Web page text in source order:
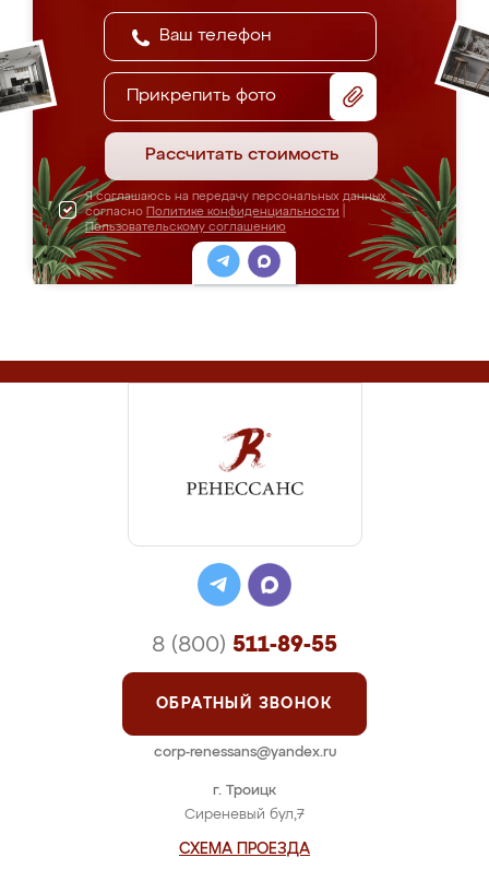
Прикрепить фото
Рассчитать стоимость
Я соглашаюсь на передачу персональных данных
согласно Политике конфиденциальности
Пользовательскому соглашению
г. Троицк
Сиреневый бул,7
СХЕМА ПРОЕЗДА
8 (800) 511-89-55
ОБРАТНЫЙ ЗВОНОК
corp-renessans@yandex.ru